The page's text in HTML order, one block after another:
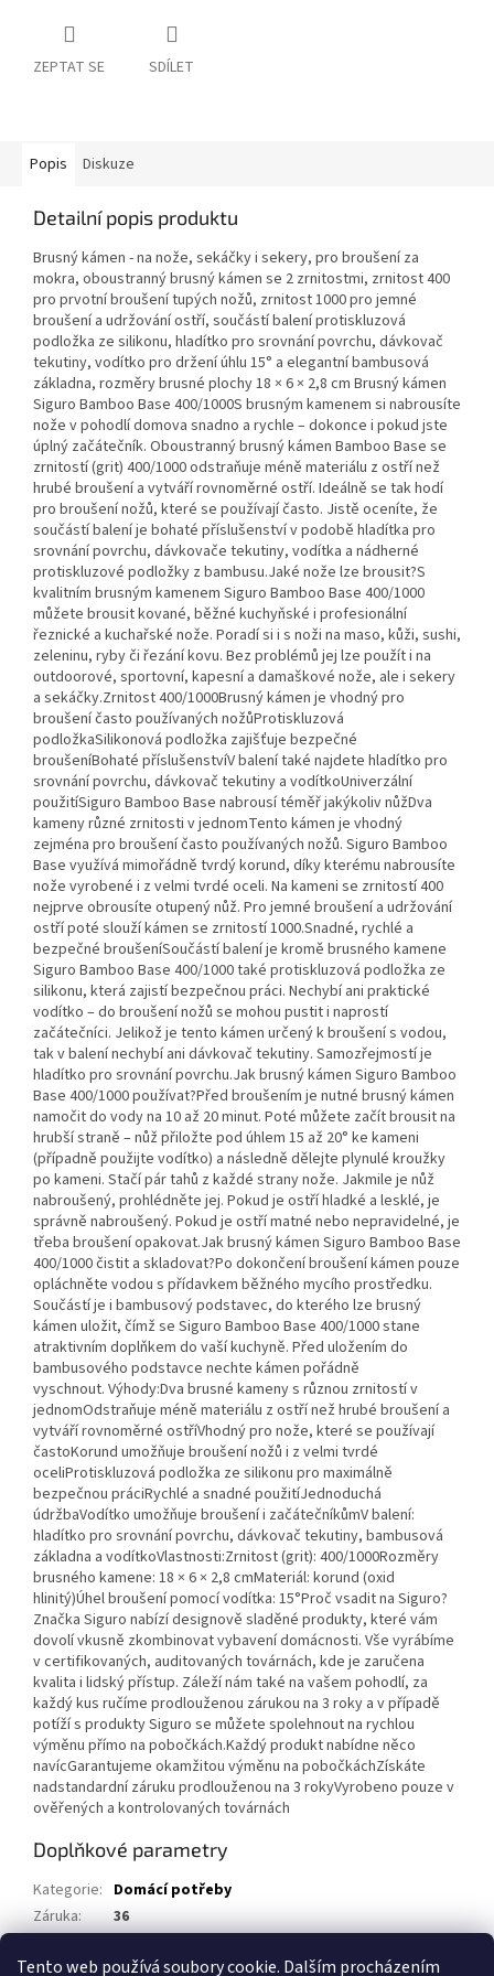
Tento web používá soubory cookie. Dalším procházením
ZEPTAT SE SDÍLET
Popis Diskuze
Detailní popis produktu
Brusný kámen - na nože, sekáčky i sekery, pro broušení za
mokra, oboustranný brusný kámen se 2 zrnitostmi, zrnitost 400
pro prvotní broušení tupých nožů, zrnitost 1000 pro jemné
broušení a udržování ostří, součástí balení protiskluzová
podložka ze silikonu, hladítko pro srovnání povrchu, dávkovač
tekutiny, vodítko pro držení úhlu 15° a elegantní bambusová
základna, rozměry brusné plochy 18 × 6 × 2,8 cm Brusný kámen
Siguro Bamboo Base 400/1000S brusným kamenem si nabrousíte
nože v pohodlí domova snadno a rychle – dokonce i pokud jste
úplný začátečník. Oboustranný brusný kámen Bamboo Base se
zrnitostí (grit) 400/1000 odstraňuje méně materiálu z ostří než
hrubé broušení a vytváří rovnoměrné ostří. Ideálně se tak hodí
pro broušení nožů, které se používají často. Jistě oceníte, že
součástí balení je bohaté příslušenství v podobě hladítka pro
srovnání povrchu, dávkovače tekutiny, vodítka a nádherné
protiskluzové podložky z bambusu.Jaké nože lze brousit?S
kvalitním brusným kamenem Siguro Bamboo Base 400/1000
můžete brousit kované, běžné kuchyňské i profesionální
řeznické a kuchařské nože. Poradí si i s noži na maso, kůži, sushi,
zeleninu, ryby či řezání kovu. Bez problémů jej lze použít i na
outdoorové, sportovní, kapesní a damaškové nože, ale i sekery
a sekáčky.Zrnitost 400/1000Brusný kámen je vhodný pro
broušení často používaných nožůProtiskluzová
podložkaSilikonová podložka zajišťuje bezpečné
broušeníBohaté příslušenstvíV balení také najdete hladítko pro
srovnání povrchu, dávkovač tekutiny a vodítkoUniverzální
použitíSiguro Bamboo Base nabrousí téměř jakýkoliv nůžDva
kameny různé zrnitosti v jednomTento kámen je vhodný
zejména pro broušení často používaných nožů. Siguro Bamboo
Base využívá mimořádně tvrdý korund, díky kterému nabrousíte
nože vyrobené i z velmi tvrdé oceli. Na kameni se zrnitostí 400
nejprve obrousíte otupený nůž. Pro jemné broušení a udržování
ostří poté slouží kámen se zrnitostí 1000.Snadné, rychlé a
bezpečné broušeníSoučástí balení je kromě brusného kamene
Siguro Bamboo Base 400/1000 také protiskluzová podložka ze
silikonu, která zajistí bezpečnou práci. Nechybí ani praktické
vodítko – do broušení nožů se mohou pustit i naprostí
začátečníci. Jelikož je tento kámen určený k broušení s vodou,
tak v balení nechybí ani dávkovač tekutiny. Samozřejmostí je
hladítko pro srovnání povrchu.Jak brusný kámen Siguro Bamboo
Base 400/1000 používat?Před broušením je nutné brusný kámen
namočit do vody na 10 až 20 minut. Poté můžete začít brousit na
hrubší straně – nůž přiložte pod úhlem 15 až 20° ke kameni
(případně použijte vodítko) a následně dělejte plynulé kroužky
po kameni. Stačí pár tahů z každé strany nože. Jakmile je nůž
nabroušený, prohlédněte jej. Pokud je ostří hladké a lesklé, je
správně nabroušený. Pokud je ostří matné nebo nepravidelné, je
třeba broušení opakovat.Jak brusný kámen Siguro Bamboo Base
400/1000 čistit a skladovat?Po dokončení broušení kámen pouze
opláchněte vodou s přídavkem běžného mycího prostředku.
Součástí je i bambusový podstavec, do kterého lze brusný
kámen uložit, čímž se Siguro Bamboo Base 400/1000 stane
atraktivním doplňkem do vaší kuchyně. Před uložením do
bambusového podstavce nechte kámen pořádně
vyschnout. Výhody:Dva brusné kameny s různou zrnitostí v
jednomOdstraňuje méně materiálu z ostří než hrubé broušení a
vytváří rovnoměrné ostříVhodný pro nože, které se používají
častoKorund umožňuje broušení nožů i z velmi tvrdé
oceliProtiskluzová podložka ze silikonu pro maximálně
bezpečnou práciRychlé a snadné použitíJednoduchá
údržbaVodítko umožňuje broušení i začátečníkůmV balení:
hladítko pro srovnání povrchu, dávkovač tekutiny, bambusová
základna a vodítkoVlastnosti:Zrnitost (grit): 400/1000Rozměry
brusného kamene: 18 × 6 × 2,8 cmMateriál: korund (oxid
hlinitý)Úhel broušení pomocí vodítka: 15°Proč vsadit na Siguro?
Značka Siguro nabízí designově sladěné produkty, které vám
dovolí vkusně zkombinovat vybavení domácnosti. Vše vyrábíme
v certifikovaných, auditovaných továrnách, kde je zaručena
kvalita i lidský přístup. Záleží nám také na vašem pohodlí, za
každý kus ručíme prodlouženou zárukou na 3 roky a v případě
potíží s produkty Siguro se můžete spolehnout na rychlou
výměnu přímo na pobočkách.Každý produkt nabídne něco
navícGarantujeme okamžitou výměnu na pobočkáchZískáte
nadstandardní záruku prodlouženou na 3 rokyVyrobeno pouze v
ověřených a kontrolovaných továrnách
Doplňkové parametry
Kategorie: Domácí potřeby
Záruka:
36
EAN: 8595691068054